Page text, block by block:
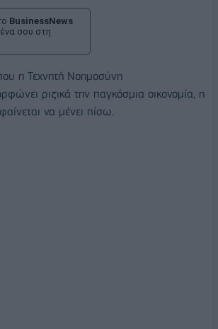
BusinessNews
σου στη
η Τεχνητή Νοημοσύνη
ριζικά την παγκόσμια οικονομία, η
να μένει πίσω.